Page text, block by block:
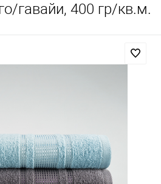
гавайи, 400 гр/кв.м.